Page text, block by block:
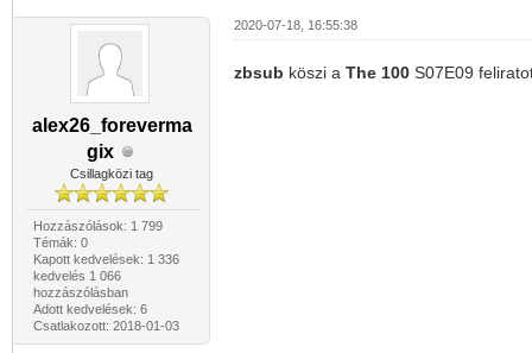
alex26_foreverma
gix
Csillagközi tag
Hozzászólások: 1 799
Témák: 0
Kapott kedvelések: 1 336
kedvelés 1 066
hozzászólásban
Adott kedvelések: 6
Csatlakozott: 2018-01-03
2020-07-18, 16:55:38
zbsub köszi a The 100 S07E09